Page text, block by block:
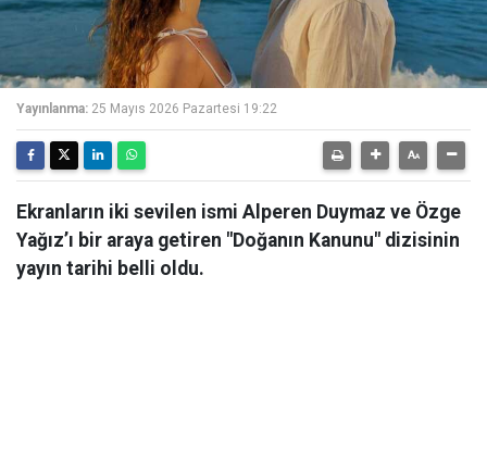
Yayınlanma: 25 Mayıs 2026 Pazartesi 19:22
Ekranların iki sevilen ismi Alperen Duymaz ve Özge
Yağız’ı bir araya getiren "Doğanın Kanunu" dizisinin
yayın tarihi belli oldu.